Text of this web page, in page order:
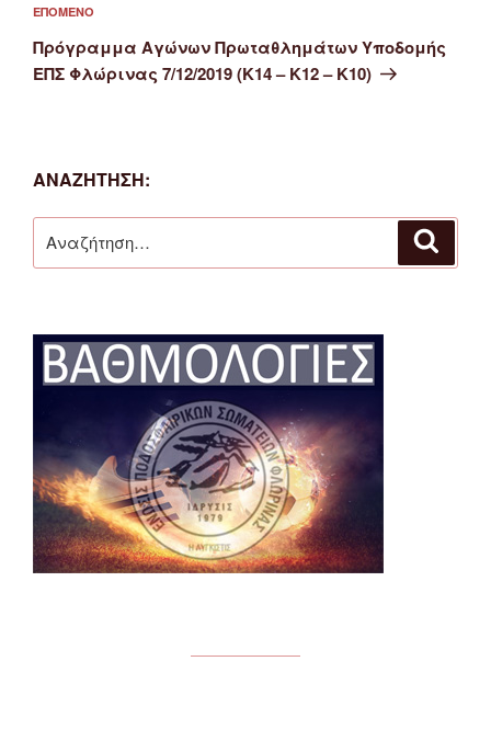
Επόμενο
άρθρο
ΕΠΌΜΕΝΟ
Πρόγραμμα Αγώνων Πρωταθλημάτων Υποδομής
ΕΠΣ Φλώρινας 7/12/2019 (Κ14 – Κ12 – Κ10)
ΑΝΑΖΉΤΗΣΗ:
για: